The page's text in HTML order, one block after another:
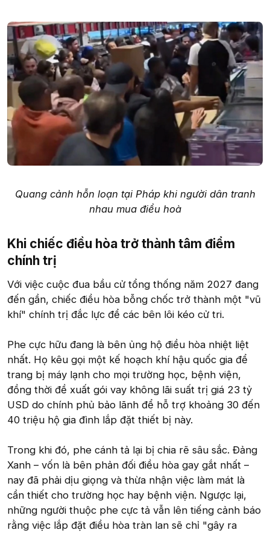
Quang cảnh hỗn loạn tại Pháp khi người dân tranh
nhau mua điều hoà
Khi chiếc điều hòa trở thành tâm điểm
chính trị​
Với việc cuộc đua bầu cử tổng thống năm 2027 đang
đến gần, chiếc điều hòa bỗng chốc trở thành một "vũ
khí" chính trị đắc lực để các bên lôi kéo cử tri.
Phe cực hữu đang là bên ủng hộ điều hòa nhiệt liệt
nhất. Họ kêu gọi một kế hoạch khí hậu quốc gia để
trang bị máy lạnh cho mọi trường học, bệnh viện,
đồng thời đề xuất gói vay không lãi suất trị giá 23 tỷ
USD do chính phủ bảo lãnh để hỗ trợ khoảng 30 đến
40 triệu hộ gia đình lắp đặt thiết bị này.
Trong khi đó, phe cánh tả lại bị chia rẽ sâu sắc. Đảng
Xanh – vốn là bên phản đối điều hòa gay gắt nhất –
nay đã phải dịu giọng và thừa nhận việc làm mát là
cần thiết cho trường học hay bệnh viện. Ngược lại,
những người thuộc phe cực tả vẫn lên tiếng cảnh báo
rằng việc lắp đặt điều hòa tràn lan sẽ chỉ "gây ra